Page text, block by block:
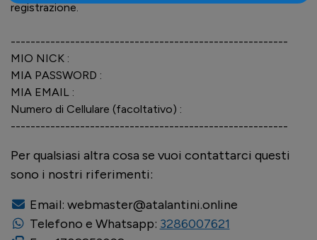
registrazione.
--------------------------------------------------------
MIO NICK :
MIA PASSWORD :
MIA EMAIL :
Numero di Cellulare (facoltativo) :
--------------------------------------------------------
Per qualsiasi altra cosa se vuoi contattarci questi
sono i nostri riferimenti:
Email: webmaster@atalantini.online
Telefono e Whatsapp: 3286007621